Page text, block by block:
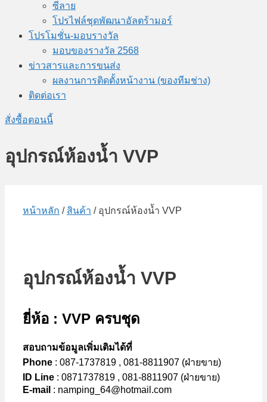
ซีลาย
โปรไฟล์ชุดพัฒนาอัลตร้ามอร์
โปรโมชั่น-มอบรางวัล
มอบของรางวัล 2568
ข่าวสารและการขนส่ง
ผลงานการติดตั้งหน้างาน (ของทีมช่าง)
ติดต่อเรา
สั่งซื้อตอนนี้
อุปกรณ์ห้องน้ำ VVP
หน้าหลัก / สินค้า / อุปกรณ์ห้องน้ำ VVP
อุปกรณ์ห้องน้ำ VVP
ยี่ห้อ : VVP ครบชุด
สอบถามข้อมูลเพิ่มเติมได้ที่
Phone : 087-1737819 , 081-8811907 (ฝ่ายขาย)
ID Line : 0871737819 , 081-8811907 (ฝ่ายขาย)
E-mail : namping_64@hotmail.com